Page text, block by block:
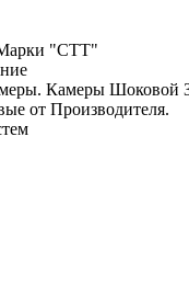
"СТТ"
Камеры Шоковой
от Производителя.